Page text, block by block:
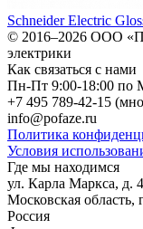
Schneider Electric
© 2016–2026 ООО
электрики
Как связаться с нами
Пн-Пт 9:00-18:00 по
+7 495 789-42-15
info@pofaze.ru
Политика
Условия
Где мы находимся
ул. Карла Маркса, д.
Московская область,
Россия